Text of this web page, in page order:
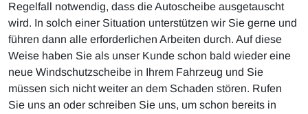
Regelfall notwendig, dass die Autoscheibe ausgetauscht
wird. In solch einer Situation unterstützen wir Sie gerne und
führen dann alle erforderlichen Arbeiten durch. Auf diese
Weise haben Sie als unser Kunde schon bald wieder eine
neue Windschutzscheibe in Ihrem Fahrzeug und Sie
müssen sich nicht weiter an dem Schaden stören. Rufen
Sie uns an oder schreiben Sie uns, um schon bereits in